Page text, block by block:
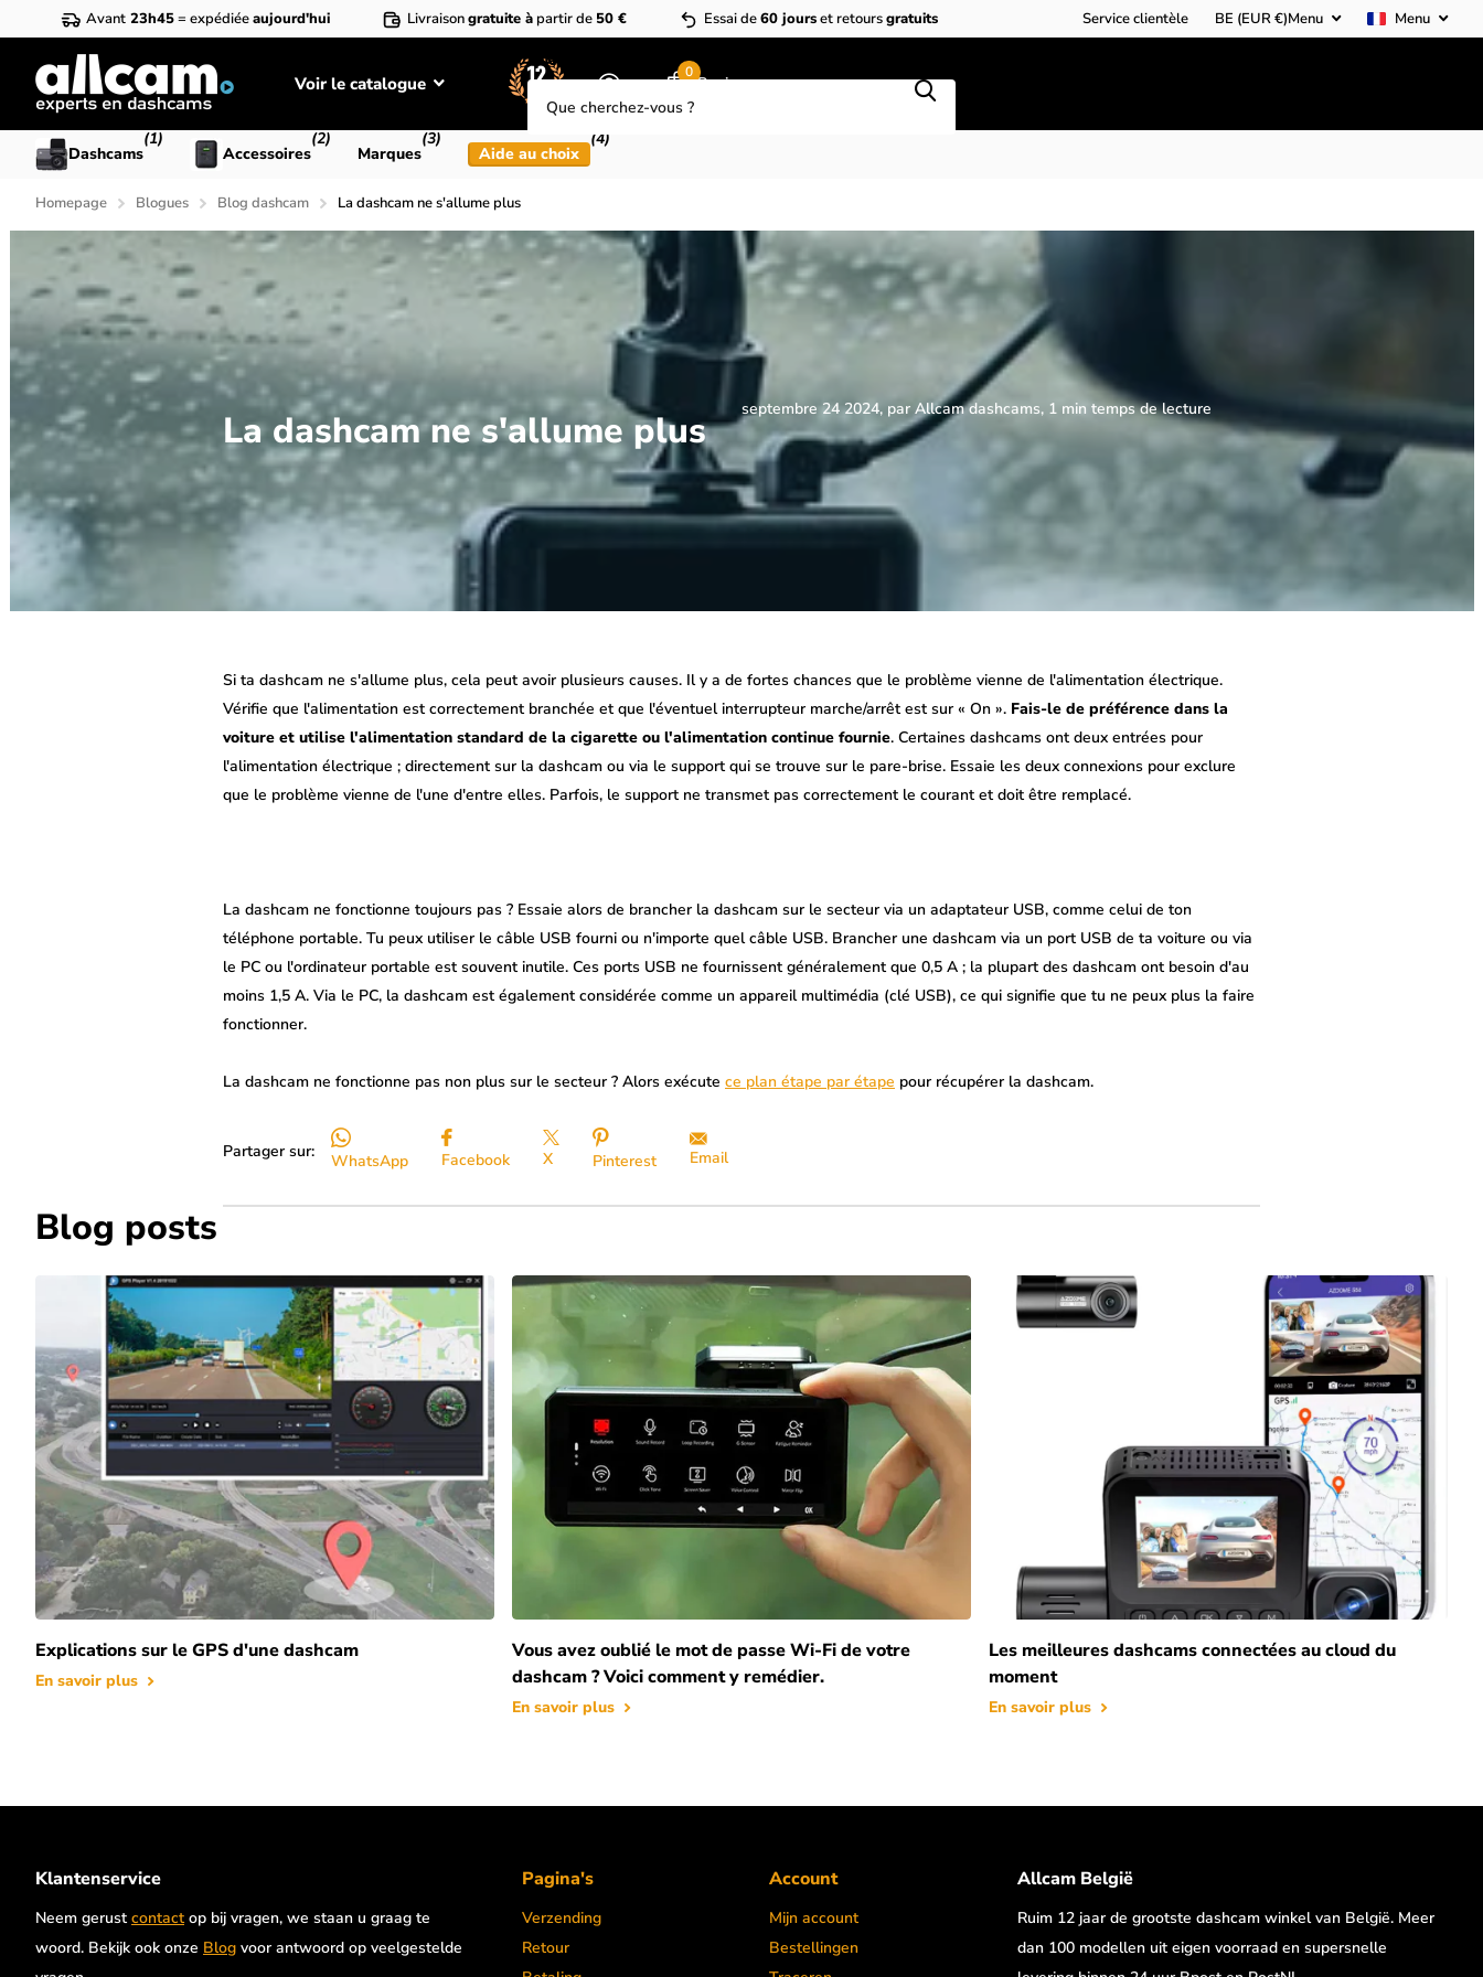
Avant 23h45= expédiéeaujourd'hui Livraisongratuite à partir de 50 € Essai de60 jourset retoursgratuits Service clientèle BE (EUR €)Menu Menu
Voir le catalogue
Que cherchez-vous?
0
Panier
Dashcams
(1)
Accessoires
(2)
Marques
(3)
Aide au choix
(4)
Homepage Blogues Blog dashcam La dashcam ne s'allume plus
La dashcam ne s'allume plus septembre 24 2024, par Allcam dashcams, 1 min temps de lecture
Si ta dashcam ne s'allume plus, cela peut avoir plusieurs causes. Il y a de fortes chances que le problème vienne de l'alimentation électrique.
Vérifie que l'alimentation est correctement branchée et que l'éventuel interrupteur marche/arrêt est sur « On ». Fais-le de préférence dans la
voiture et utilise l'alimentation standard de la cigarette ou l'alimentation continue fournie. Certaines dashcams ont deux entrées pour
l'alimentation électrique ; directement sur la dashcam ou via le support qui se trouve sur le pare-brise. Essaie les deux connexions pour exclure
que le problème vienne de l'une d'entre elles. Parfois, le support ne transmet pas correctement le courant et doit être remplacé.
La dashcam ne fonctionne toujours pas ? Essaie alors de brancher la dashcam sur le secteur via un adaptateur USB, comme celui de ton
téléphone portable. Tu peux utiliser le câble USB fourni ou n'importe quel câble USB. Brancher une dashcam via un port USB de ta voiture ou via
le PC ou l'ordinateur portable est souvent inutile. Ces ports USB ne fournissent généralement que 0,5 A ; la plupart des dashcam ont besoin d'au
moins 1,5 A. Via le PC, la dashcam est également considérée comme un appareil multimédia (clé USB), ce qui signifie que tu ne peux plus la faire
fonctionner.
La dashcam ne fonctionne pas non plus sur le secteur ? Alors exécute ce plan étape par étape pour récupérer la dashcam.
Partager sur: WhatsApp Facebook X Pinterest Email
Blog posts
Explications sur le GPS d'une dashcam
En savoir plus
Vous avez oublié le mot de passe Wi-Fi de votre
dashcam ? Voici comment y remédier.
En savoir plus
Les meilleures dashcams connectées au cloud du
moment
En savoir plus
Klantenservice
Neem gerust contact op bij vragen, we staan u graag te
woord. Bekijk ook onze Blog voor antwoord op veelgestelde
Pagina's
Verzending
Retour
Account
Mijn account
Bestellingen
Allcam België
Ruim 12 jaar de grootste dashcam winkel van België. Meer
dan 100 modellen uit eigen voorraad en supersnelle